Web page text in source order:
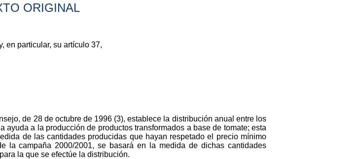
ORIGINAL
en particular, su artículo 37,
de 28 de octubre de 1996 (3), establece la distribución anual entre los
a la producción de productos transformados a base de tomate; esta
de las cantidades producidas que hayan respetado el precio mínimo
la campaña 2000/2001, se basará en la medida de dichas cantidades
la que se efectúe la distribución.